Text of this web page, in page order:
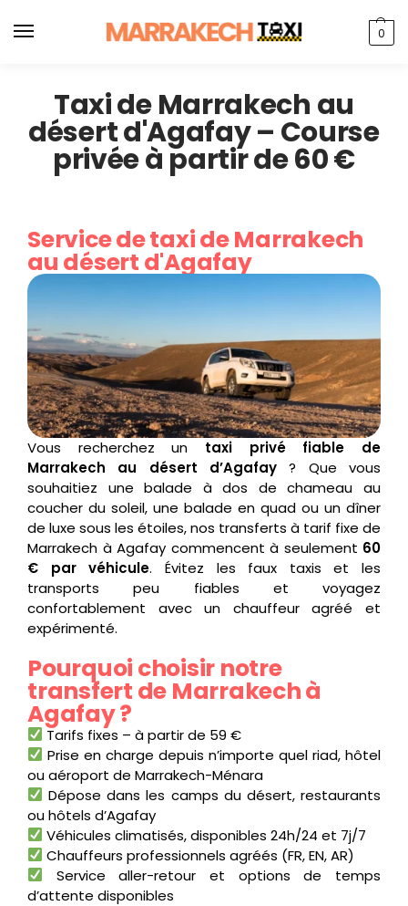
0
Taxi de Marrakech au
désert d'Agafay – Course
privée à partir de 60 €
Service de taxi de Marrakech
au désert d'Agafay
Vous recherchez un taxi privé fiable de
Marrakech au désert d’Agafay? Que vous
souhaitiez une balade à dos de chameau au
coucher du soleil, une balade en quad ou un dîner
de luxe sous les étoiles, nos transferts à tarif fixe de
Marrakech à Agafay commencent à seulement 60
€ par véhicule. Évitez les faux taxis et les
transports peu fiables et voyagez
confortablement avec un chauffeur agréé et
expérimenté.
Pourquoi choisir notre
transfert de Marrakech à
Agafay ?
Tarifs fixes – à partir de 59 €
Prise en charge depuis n’importe quel riad, hôtel
ou aéroport de Marrakech-Ménara
Dépose dans les camps du désert, restaurants
ou hôtels d’Agafay
Véhicules climatisés, disponibles 24h/24 et 7j/7
Chauffeurs professionnels agréés (FR, EN, AR)
Service aller-retour et options de temps
d’attente disponibles